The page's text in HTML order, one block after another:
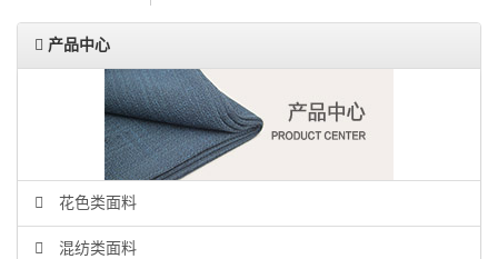
产品中心
花色类面料
混纺类面料